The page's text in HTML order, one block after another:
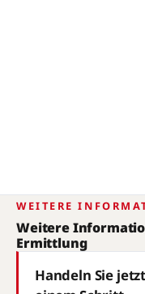
WEITERE
Weitere
Ermittlung
Handeln Sie